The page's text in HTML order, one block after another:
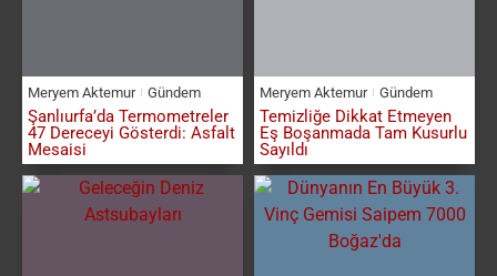
Meryem Aktemur Gündem
Şanlıurfa’da Termometreler
47 Dereceyi Gösterdi: Asfalt
Mesaisi
Meryem Aktemur Gündem
Temizliğe Dikkat Etmeyen
Eş Boşanmada Tam Kusurlu
Sayıldı